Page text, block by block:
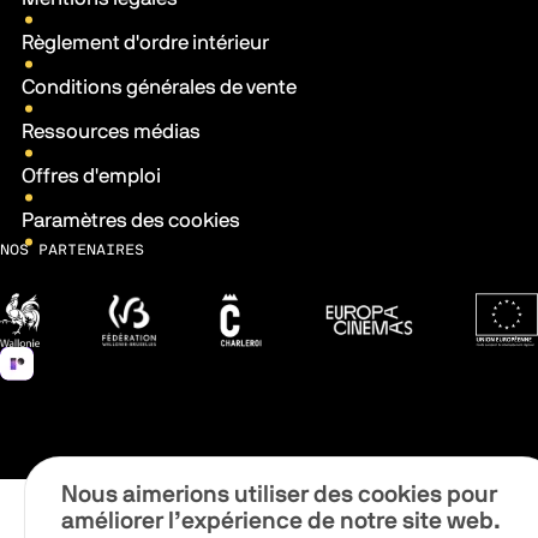
Règlement d'ordre intérieur
Conditions générales de vente
Ressources médias
Offres d'emploi
Paramètres des cookies
NOS PARTENAIRES
Wallonie Fédération Wallonie-Bruxelles
Ville de CharleroiEuropa Cinemas
Nous aimerions utiliser des cookies pour
améliorer l’expérience de notre site web.